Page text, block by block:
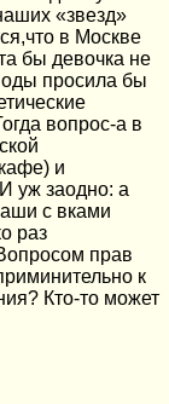
«звезд»
в Москве
бы девочка не
просила бы
вопрос-а в
и
уж заодно: а
с вками
раз
прав
к
Кто-то может